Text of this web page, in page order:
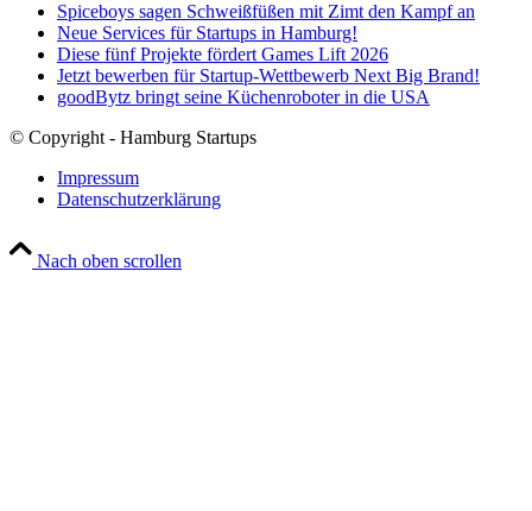
Spiceboys sagen Schweißfüßen mit Zimt den Kampf an
Neue Services für Startups in Hamburg!
Diese fünf Projekte fördert Games Lift 2026
Jetzt bewerben für Startup-Wettbewerb Next Big Brand!
goodBytz bringt seine Küchenroboter in die USA
© Copyright - Hamburg Startups
Impressum
Datenschutzerklärung
Nach oben scrollen